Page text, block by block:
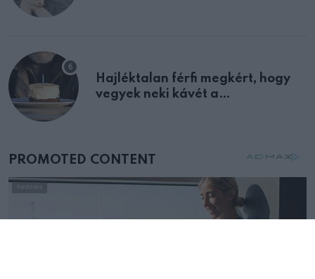
Hajléktalan férfi megkért, hogy
vegyek neki kávét a